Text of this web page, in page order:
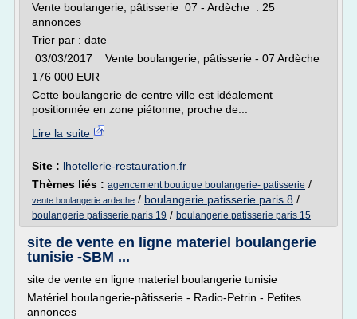
Vente boulangerie, pâtisserie 07 - Ardèche : 25
annonces
Trier par : date
03/03/2017 Vente boulangerie, pâtisserie - 07 Ardèche
176 000 EUR
Cette boulangerie de centre ville est idéalement
positionnée en zone piétonne, proche de...
Lire la suite
Site : lhotellerie-restauration.fr
Thèmes liés : agencement boutique boulangerie- patisserie /
vente boulangerie ardeche / boulangerie patisserie paris 8 /
boulangerie patisserie paris 19 / boulangerie patisserie paris 15
site de vente en ligne materiel boulangerie
tunisie -SBM ...
site de vente en ligne materiel boulangerie tunisie
Matériel boulangerie-pâtisserie - Radio-Petrin - Petites
annonces